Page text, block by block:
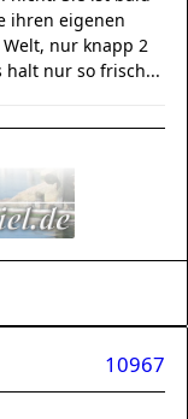
ihren eigenen
nur knapp 2
halt nur so frisch...
10967